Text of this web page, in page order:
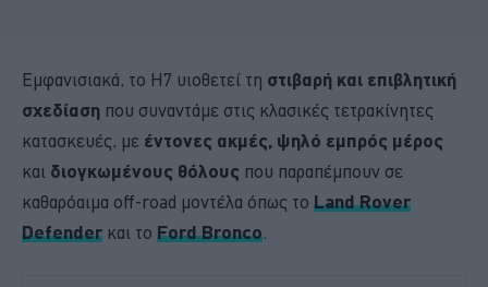
Εμφανισιακά, το H7 υιοθετεί τη στιβαρή και επιβλητική
σχεδίαση που συναντάμε στις κλασικές τετρακίνητες
κατασκευές, με έντονες ακμές, ψηλό εμπρός μέρος
και διογκωμένους θόλους που παραπέμπουν σε
καθαρόαιμα off-road μοντέλα όπως το Land Rover
Defender και το Ford Bronco